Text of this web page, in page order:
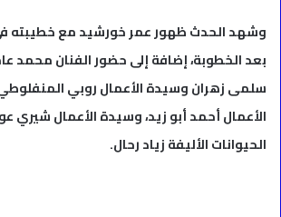
وشهد الحدث ظهور عمر خورشيد مع خطيبته
بعد الخطوبة، إضافة إلى حضور الفنان محمد
سلمى زهران وسيدة الأعمال روبي
الأعمال أحمد أبو زيد، وسيدة الأعمال شيري
الحيوانات الأليفة زياد رحال.